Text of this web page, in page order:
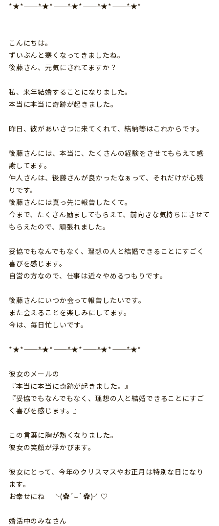
*★*―――――*★*―――――*★*―――――*★*―――――*★*
こんにちは。
ずいぶんと寒くなってきましたね。
後藤さん、元気にされてますか？
私、来年結婚することになりました。
本当に本当に奇跡が起きました。
昨日、彼があいさつに来てくれて、結納等はこれからです。
後藤さんには、本当に、たくさんの経験をさせてもらえて感
謝してます。
仲人さんは、後藤さんが良かったなぁって、それだけが心残
りです。
後藤さんには真っ先に報告したくて。
今まで、たくさん励ましてもらえて、前向きな気持ちにさせて
もらえたので、頑張れました。
妥協でもなんでもなく、理想の人と結婚できることにすごく
喜びを感じます。
自営の方なので、仕事は近々やめるつもりです。
後藤さんにいつか会って報告したいです。
また会えることを楽しみにしてます。
今は、毎日忙しいです。
*★*―――――*★*―――――*★*―――――*★*―――――*★*
彼女のメールの
『本当に本当に奇跡が起きました。』
『妥協でもなんでもなく、理想の人と結婚できることにすご
く喜びを感じます。』
この言葉に胸が熱くなりました。
彼女の笑顔が浮かびます。
彼女にとって、今年のクリスマスやお正月は特別な日になり
ます。
お幸せにね ╰(✿´⌣`✿)╯♡
婚活中のみなさん